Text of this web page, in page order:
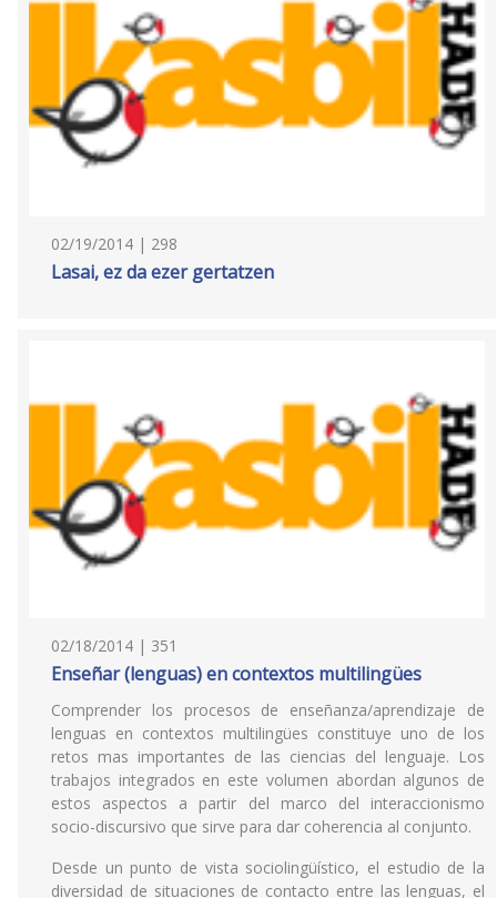
02/19/2014 | 298
Lasai, ez da ezer gertatzen
02/18/2014 | 351
Enseñar (lenguas) en contextos multilingües
Comprender los procesos de enseñanza/aprendizaje de
lenguas en contextos multilingües constituye uno de los
retos mas importantes de las ciencias del lenguaje. Los
trabajos integrados en este volumen abordan algunos de
estos aspectos a partir del marco del interaccionismo
socio-discursivo que sirve para dar coherencia al conjunto.
Desde un punto de vista sociolingüístico, el estudio de la
diversidad de situaciones de contacto entre las lenguas, el